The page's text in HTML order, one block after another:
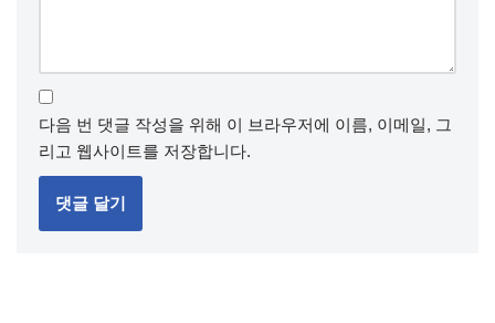
다음 번 댓글 작성을 위해 이 브라우저에 이름, 이메일, 그
리고 웹사이트를 저장합니다.